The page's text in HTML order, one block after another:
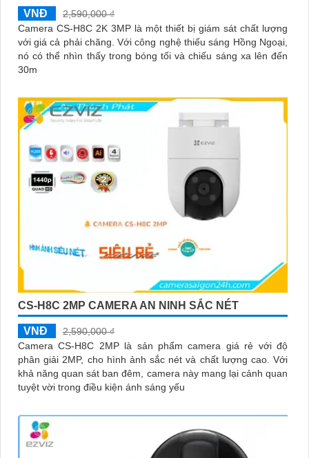
VNĐ
2,590,000 ₫
Camera CS-H8C 2K 3MP là một thiết bị giám sát chất lượng
với giá cả phải chăng. Với công nghệ thiếu sáng Hồng Ngoại,
nó có thể nhìn thấy trong bóng tối và chiếu sáng xa lên đến
30m
CS-H8C 2MP CAMERA AN NINH SẮC NÉT
VNĐ
2,590,000 ₫
Camera CS-H8C 2MP là sản phẩm camera giá rẻ với độ
phân giải 2MP, cho hình ảnh sắc nét và chất lượng cao. Với
khả năng quan sát ban đêm, camera này mang lại cảnh quan
tuyệt vời trong điều kiện ánh sáng yếu